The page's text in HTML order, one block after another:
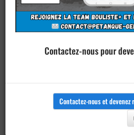
Contactez-nous pour
Contactez-nous et